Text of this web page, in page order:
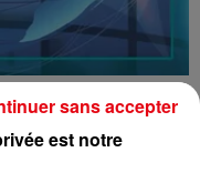
est notre
sans accepter